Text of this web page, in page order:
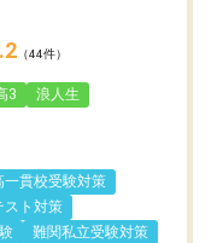
（44件）
3 浪人生
一貫校受験対策
スト対策
難関私立受験対策